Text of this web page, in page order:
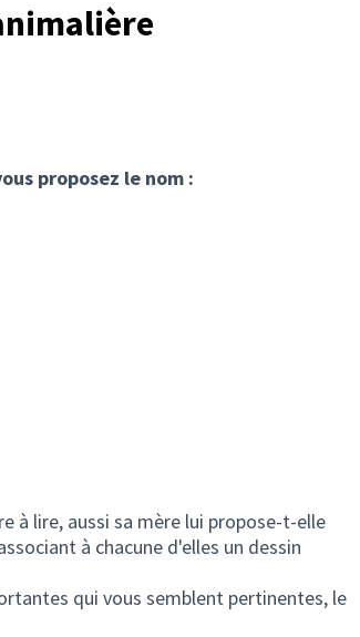
proposez le nom :
à lire, aussi sa mère lui propose-t-elle
à chacune d'elles un dessin
qui vous semblent pertinentes, le